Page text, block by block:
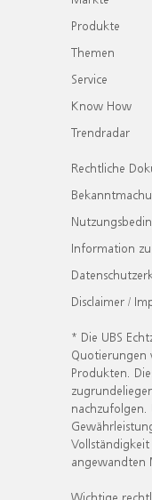
Produkte
Themen
Service
Know How
Trendradar
Rechtliche
Information zu
Disclaimer /
* Die UBS
Quotierungen
Produkten.
nachzufolgen.
angewandten